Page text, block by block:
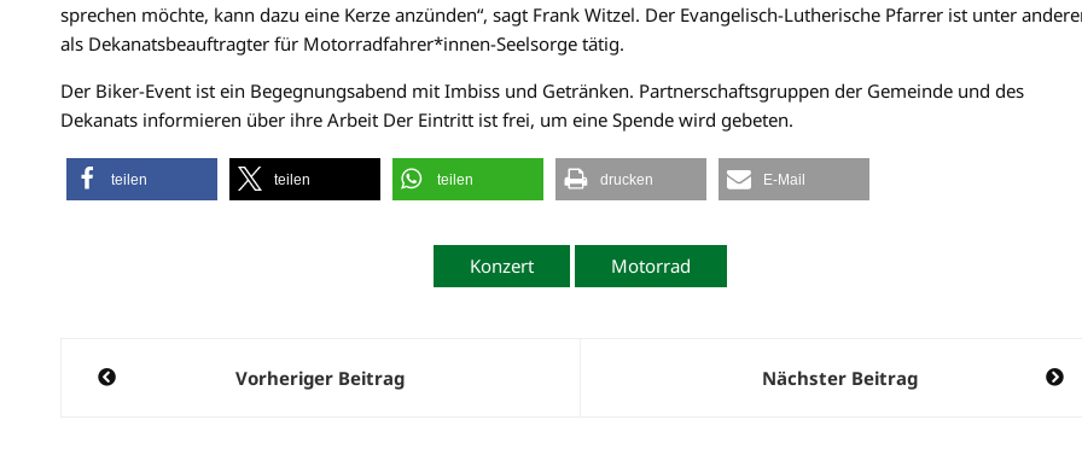
sprechen möchte, kann dazu eine Kerze anzünden“, sagt Frank Witzel. Der Evangelisch-Lutherische Pfarrer ist unter
als Dekanatsbeauftragter für Motorradfahrer*innen-Seelsorge tätig.
Der Biker-Event ist ein Begegnungsabend mit Imbiss und Getränken. Partnerschaftsgruppen der Gemeinde und des
Dekanats informieren über ihre Arbeit Der Eintritt ist frei, um eine Spende wird gebeten.
teilen teilen teilen drucken E-Mail
Konzert Motorrad
Beitragsnavigation
Vorheriger Beitrag Nächster Beitrag